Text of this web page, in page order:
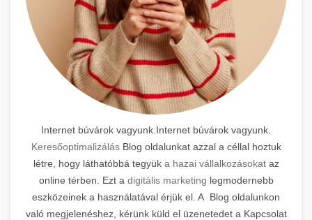
Internet búvárok vagyunk.Internet búvárok vagyunk.
KeresőoptimalizálásBlog oldalunkat azzal a céllal hoztuk
létre, hogy láthatóbbá tegyük a hazai vállalkozásokataz
online térben. Ezt a digitális marketing legmodernebb
eszközeinek a használatával érjük el. A Blog oldalunkon
való megjelenéshez, kérünk küld el üzenetedet a Kapcsolat